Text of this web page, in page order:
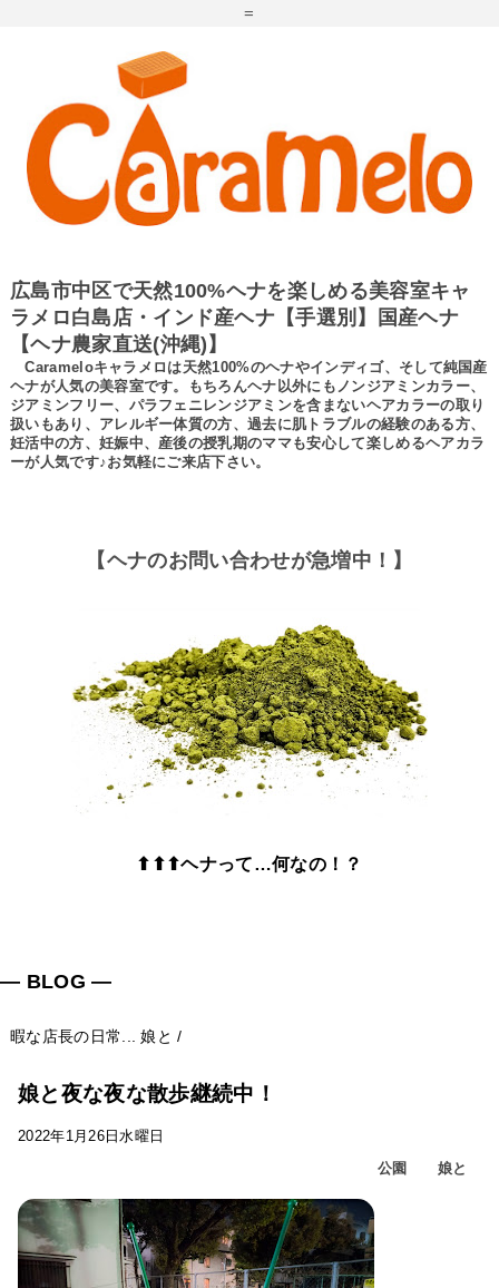
=
広島市中区で天然100%ヘナを楽しめる美容室キャ
ラメロ白島店・インド産ヘナ【手選別】国産ヘナ
【ヘナ農家直送(沖縄)】
Carameloキャラメロは天然100%のヘナやインディゴ、そして純国産
ヘナが人気の美容室です。もちろんヘナ以外にもノンジアミンカラー、
ジアミンフリー、パラフェニレンジアミンを含まないヘアカラーの取り
扱いもあり、アレルギー体質の方、過去に肌トラブルの経験のある方、
妊活中の方、妊娠中、産後の授乳期のママも安心して楽しめるヘアカラ
ーが人気です♪お気軽にご来店下さい。
【ヘナのお問い合わせが急増中！】
⬆⬆⬆ヘナって…何なの！？
― BLOG ―
暇な店長の日常... 娘と /
娘と夜な夜な散歩継続中！
2022年1月26日水曜日
公園
娘と